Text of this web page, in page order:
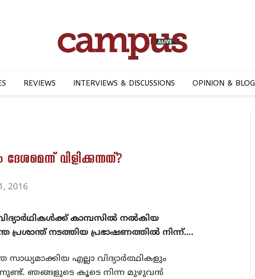
REVIEWS INTERVIEWS & DISCUSSIONS OPINION & BLOG
വിളിക്കുന്നത്?
2016
കാമ്പസില്‍ നല്‍കിയ
പ്രശാന്ത് നടത്തിയ പ്രഭാഷണത്തില്‍ നിന്ന്….
എല്ലാ വിദ്യാര്‍ത്ഥികളും
ഞങ്ങളുടെ കൂടെ നിന്ന മുഴുവന്‍